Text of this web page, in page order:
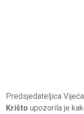
Predsjedateljica
Krišto upozorila je